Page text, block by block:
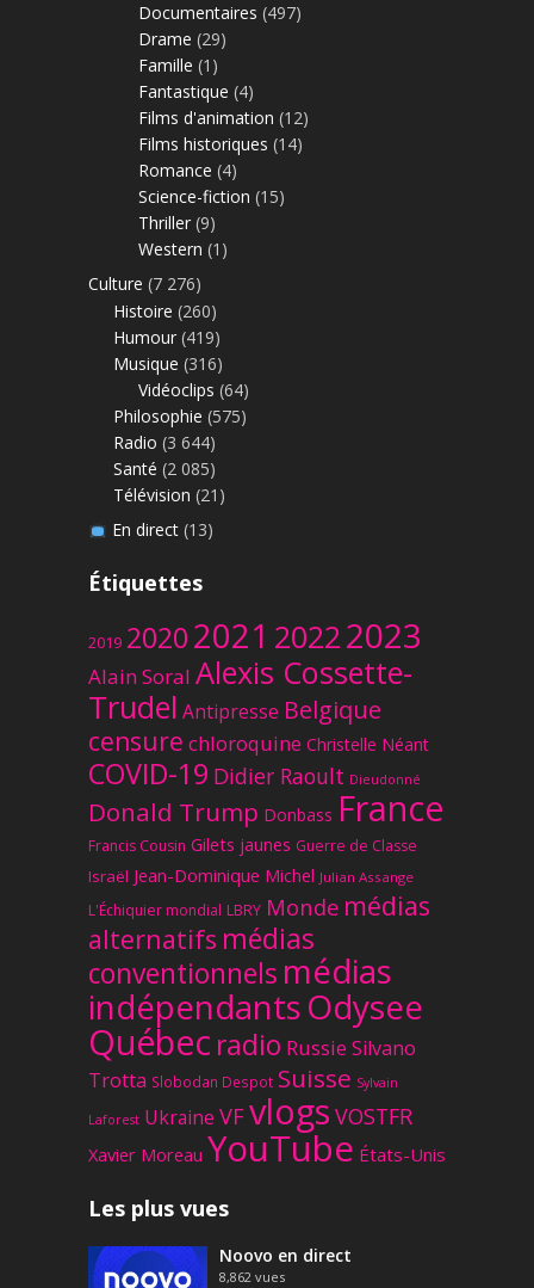
Documentaires (497)
Drame (29)
Famille (1)
Fantastique (4)
Films d'animation (12)
Films historiques (14)
Romance (4)
Science-fiction (15)
Thriller (9)
Western (1)
Culture (7 276)
Histoire (260)
Humour (419)
Musique (316)
Vidéoclips (64)
Philosophie (575)
Radio (3 644)
Santé (2 085)
Télévision (21)
En direct(13)
Étiquettes
2019 20202021 20222023
Alain Soral Alexis Cossette-
Trudel Antipresse Belgique
censure chloroquine Christelle Néant
COVID-19 Didier Raoult Dieudonné
Donald Trump Donbass France
Francis Cousin Gilets jaunes Guerre de Classe
Israël Jean-Dominique Michel Julian Assange
L'Échiquier mondial LBRY Monde médias
alternatifs médias
conventionnels médias
indépendantsOdysee
Québec radio Russie Silvano
Trotta Slobodan Despot Suisse Sylvain
Laforest Ukraine VFvlogs VOSTFR
Xavier Moreau YouTube États-Unis
Les plus vues
Noovo en direct
8,862 vues